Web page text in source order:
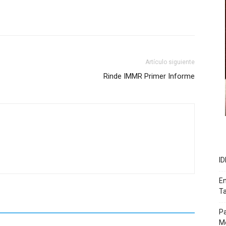
Artículo siguiente
Rinde IMMR Primer Informe